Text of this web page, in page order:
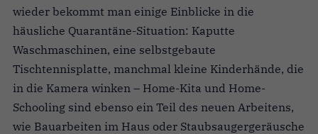
wieder bekommt man einige Einblicke in die
häusliche Quarantäne-Situation: Kaputte
Waschmaschinen, eine selbstgebaute
Tischtennisplatte, manchmal kleine Kinderhände, die
in die Kamera winken – Home-Kita und Home-
Schooling sind ebenso ein Teil des neuen Arbeitens,
wie Bauarbeiten im Haus oder Staubsaugergeräusche